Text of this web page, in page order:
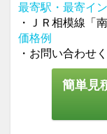
最寄駅・最寄イ
・ＪＲ相模線「
価格例
・お問い合わせ
簡単見